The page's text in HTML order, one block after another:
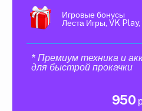
Игровые бонусы
Леста Игры, VK
* Премиум техника и
для быстрой прокачки
950